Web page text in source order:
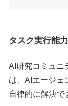
タスク実行能
AI研究コミュニ
は、AIエージェ
自律的に解決で